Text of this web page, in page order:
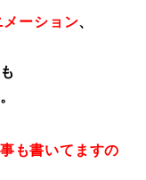
ーション、
も書いてますの